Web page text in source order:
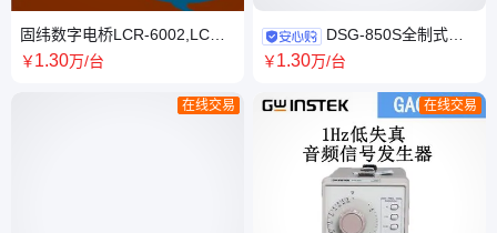
固纬数字电桥LCR-6002,LCR-
6020,LCR-6100,LCR-
￥1.30万/台
在线交易
DSG-850S全制式码
流信号发生卡,产生各种标准数
￥1.30万/台
在线交易